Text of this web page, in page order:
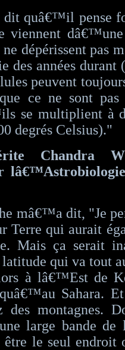
quâ€™il pense
viennent
dépérissent pas
des années durant
peuvent
ce ne sont pas
se multiplient à
degrés Celsius)."
Chandra
mâ€™a dit, "Je
Terre qui aurait
Mais ça serait
qui va tout
à lâ€™Est de
Sahara.
des montagnes.
large bande
le seul endroit